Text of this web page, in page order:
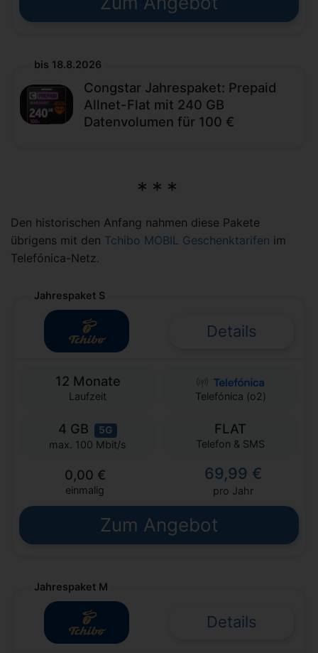
bis 18.8.2026
Congstar Jahrespaket: Prepaid
Allnet-Flat mit 240 GB
Datenvolumen für 100 €
Den historischen Anfang nahmen diese Pakete
übrigens mit den Tchibo MOBIL Geschenktarifen im
Telefónica-Netz.
Jahrespaket S
Details
12 Monate
Laufzeit Telefónica (o2)
4 GB 5G
max. 100 Mbit/s
FLAT
Telefon & SMS
0,00 €
einmalig
69,99 €
pro Jahr
Zum Angebot
Jahrespaket M
Details